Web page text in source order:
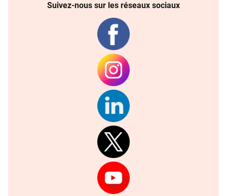
Suivez-nous sur les réseaux sociaux